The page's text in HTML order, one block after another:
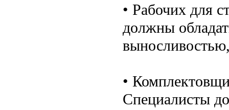
• Рабочих для
должны
•
Специалисты